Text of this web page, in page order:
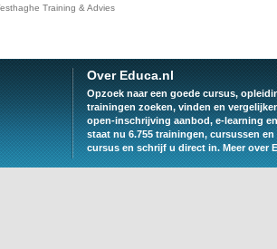
Training & Advies
Over Educa.nl
Opzoek naar een goede cursus,
trainingen zoeken, vinden en
open-inschrijving aanbod, e-learning
staat nu 6.755 trainingen, cursussen
cursus en schrijf u direct in.Meer over